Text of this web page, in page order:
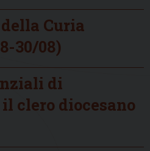
Curia
30/08)
di
clero diocesano